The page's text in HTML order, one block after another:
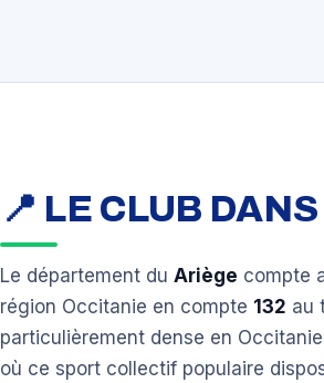
📍 LE CLUB
Le département du Ariège compte
région Occitanie en compte 132 au
particulièrement dense en
où ce sport collectif populaire